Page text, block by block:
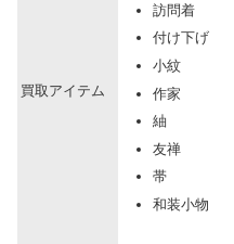
買取アイテム
訪問着
付け下げ
小紋
作家
紬
友禅
帯
和装小物